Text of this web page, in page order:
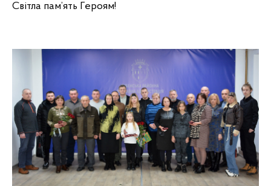
Світла пам’ять Героям!